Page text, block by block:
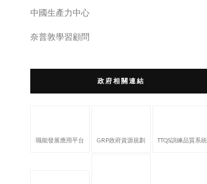
中國生產力中心
奈普敦學習顧問
政府相關連結
職能發展應用平台 GRP政府資源規劃 TTQS訓練品質系統